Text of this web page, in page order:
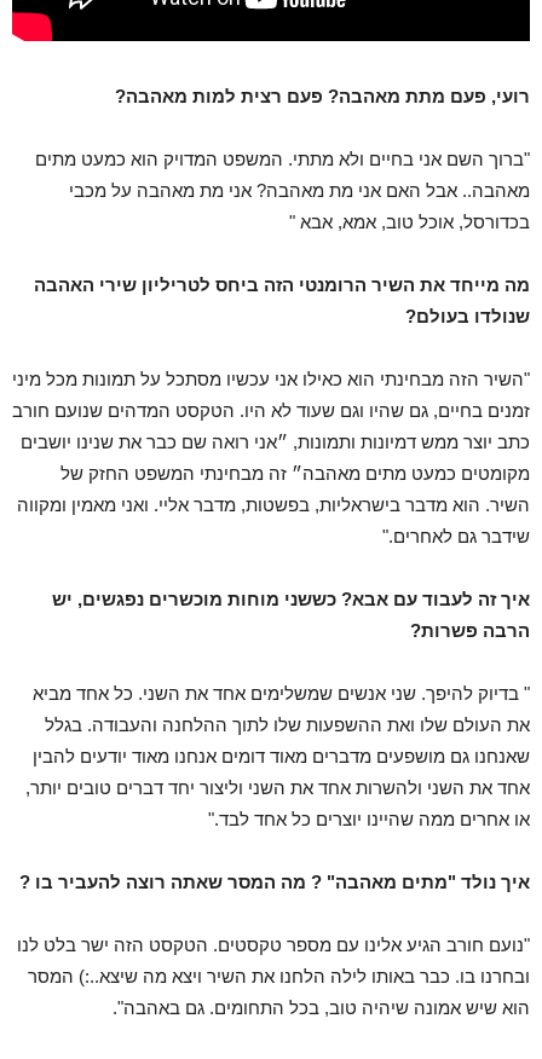
רועי, פעם מתת מאהבה? פעם רצית למות מאהבה?
"ברוך השם אני בחיים ולא מתתי. המשפט המדויק הוא כמעט מתים
מאהבה.. אבל האם אני מת מאהבה? אני מת מאהבה על מכבי
בכדורסל, אוכל טוב, אמא, אבא "
מה מייחד את השיר הרומנטי הזה ביחס לטריליון שירי האהבה
שנולדו בעולם?
"השיר הזה מבחינתי הוא כאילו אני עכשיו מסתכל על תמונות מכל מיני
זמנים בחיים, גם שהיו וגם שעוד לא היו. הטקסט המדהים שנועם חורב
כתב יוצר ממש דמיונות ותמונות, ״אני רואה שם כבר את שנינו יושבים
מקומטים כמעט מתים מאהבה״ זה מבחינתי המשפט החזק של
השיר. הוא מדבר בישראליות, בפשטות, מדבר אליי. ואני מאמין ומקווה
שידבר גם לאחרים."
איך זה לעבוד עם אבא? כששני מוחות מוכשרים נפגשים, יש
הרבה פשרות?
" בדיוק להיפך. שני אנשים שמשלימים אחד את השני. כל אחד מביא
את העולם שלו ואת ההשפעות שלו לתוך ההלחנה והעבודה. בגלל
שאנחנו גם מושפעים מדברים מאוד דומים אנחנו מאוד יודעים להבין
אחד את השני ולהשרות אחד את השני וליצור יחד דברים טובים יותר,
או אחרים ממה שהיינו יוצרים כל אחד לבד."
איך נולד "מתים מאהבה" ? מה המסר שאתה רוצה להעביר בו ?
"נועם חורב הגיע אלינו עם מספר טקסטים. הטקסט הזה ישר בלט לנו
ובחרנו בו. כבר באותו לילה הלחנו את השיר ויצא מה שיצא..:) המסר
הוא שיש אמונה שיהיה טוב, בכל התחומים. גם באהבה".